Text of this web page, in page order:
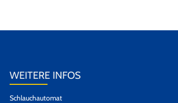
WEITERE INFOS
Schlauchautomat